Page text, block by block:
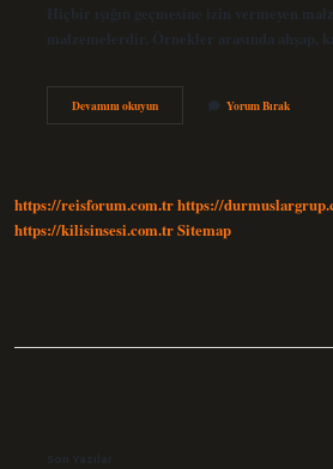
Hiçbir ışığın geçmesine izin vermeyen
malzemelerdir. Örnekler arasında ahşap,
Devamını okuyunOpak
Neden
Yorum Bırak
https://reisforum.com.trhttps://
https://kilisinsesi.com.trSitemap
Son Yazılar